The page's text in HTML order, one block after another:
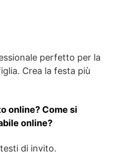
perfetto per la
Crea la festa più
online? Come si
online?
di invito.